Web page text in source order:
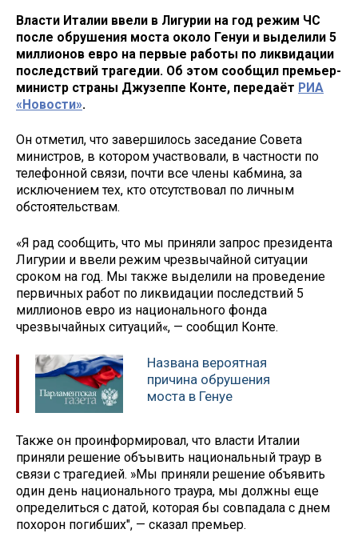
Власти Италии ввели в Лигурии на год режим ЧС
после обрушения моста около Генуи и выделили 5
миллионов евро на первые работы по ликвидации
последствий трагедии. Об этом сообщил премьер-
министр страны Джузеппе Конте, передаёт РИА
«Новости».
Он отметил, что завершилось заседание Совета
министров, в котором участвовали, в частности по
телефонной связи, почти все члены кабмина, за
исключением тех, кто отсутствовал по личным
обстоятельствам.
«Я рад сообщить, что мы приняли запрос президента
Лигурии и ввели режим чрезвычайной ситуации
сроком на год. Мы также выделили на проведение
первичных работ по ликвидации последствий 5
миллионов евро из национального фонда
чрезвычайных ситуаций«, — сообщил Конте.
Названа вероятная
причина обрушения
моста в Генуе
Также он проинформировал, что власти Италии
приняли решение объывить национальный траур в
связи с трагедией. »Мы приняли решение объявить
один день национального траура, мы должны еще
определиться с датой, которая бы совпадала с днем
похорон погибших", — сказал премьер.